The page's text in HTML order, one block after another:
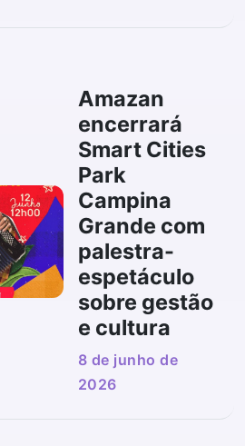
Amazan
encerrará
Smart Cities
Park
Campina
Grande com
palestra-
espetáculo
sobre gestão
e cultura
8 de junho de
2026